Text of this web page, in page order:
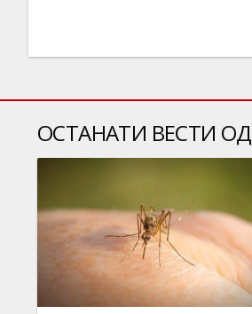
ОСТАНАТИ ВЕСТИ ОД